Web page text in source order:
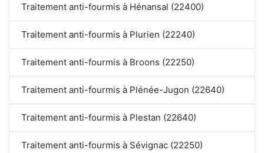
Traitement anti-fourmis à Hénansal (22400)
Traitement anti-fourmis à Plurien (22240)
Traitement anti-fourmis à Broons (22250)
Traitement anti-fourmis à Plénée-Jugon (22640)
Traitement anti-fourmis à Plestan (22640)
Traitement anti-fourmis à Sévignac (22250)